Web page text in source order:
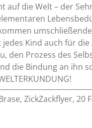
die Welt – der
Kind auch für
den Prozess des
die Bindung an ihn
ZickZackflyer, 20